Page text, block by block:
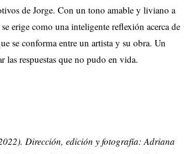
de Jorge. Con un tono amable y liviano a
erige como una inteligente reflexión acerca de
se conforma entre un artista y su obra. Un
las respuestas que no pudo en vida.
Dirección, edición y fotografía: Adriana